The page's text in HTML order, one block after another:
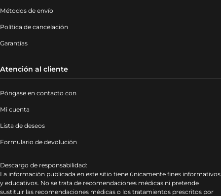
Métodos de envío
Política de cancelación
Garantías
Atención al cliente
Póngase en contacto con
Mi cuenta
Lista de deseos
Formulario de devolución
Descargo de responsabilidad:
La información publicada en este sitio tiene únicamente fines informativos
y educativos. No se trata de recomendaciones médicas ni pretende
sustituir las recomendaciones médicas o los tratamientos prescritos por